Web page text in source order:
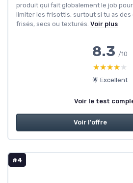
produit qui fait globalement le job
limiter les frisottis, surtout si tu as des
frisés, secs ou texturés. Voir plus
8.3 /10
★★★★★
★★★★★
🌟 Excellent
Voir le test
Voir l'offre
#4